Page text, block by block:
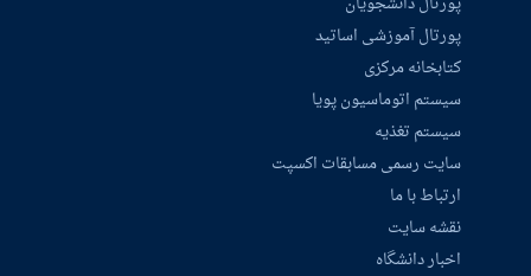
پورتال آموزشی اساتید
کتابخانه مرکزی
سیستم اتوماسیون پویا
سیستم تغذیه
سایت رسمی مسابقات اکسپت
ارتباط با ما
نقشه سایت
اخبار دانشگاه